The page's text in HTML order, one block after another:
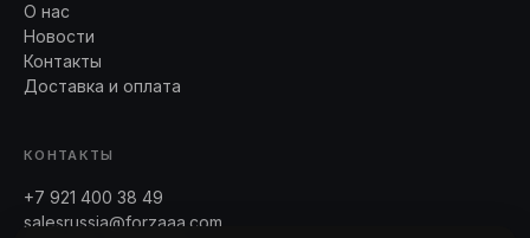
О нас
Новости
Контакты
Доставка и оплата
КОНТАКТЫ
+7 921 400 38 49
salesrussia@forzaaa.com